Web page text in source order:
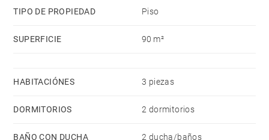
TIPO DE PROPIEDAD Piso
SUPERFICIE 90 m²
HABITACIÓNES 3 piezas
DORMITORIOS 2 dormitorios
BAÑO CON DUCHA 2 ducha/baños